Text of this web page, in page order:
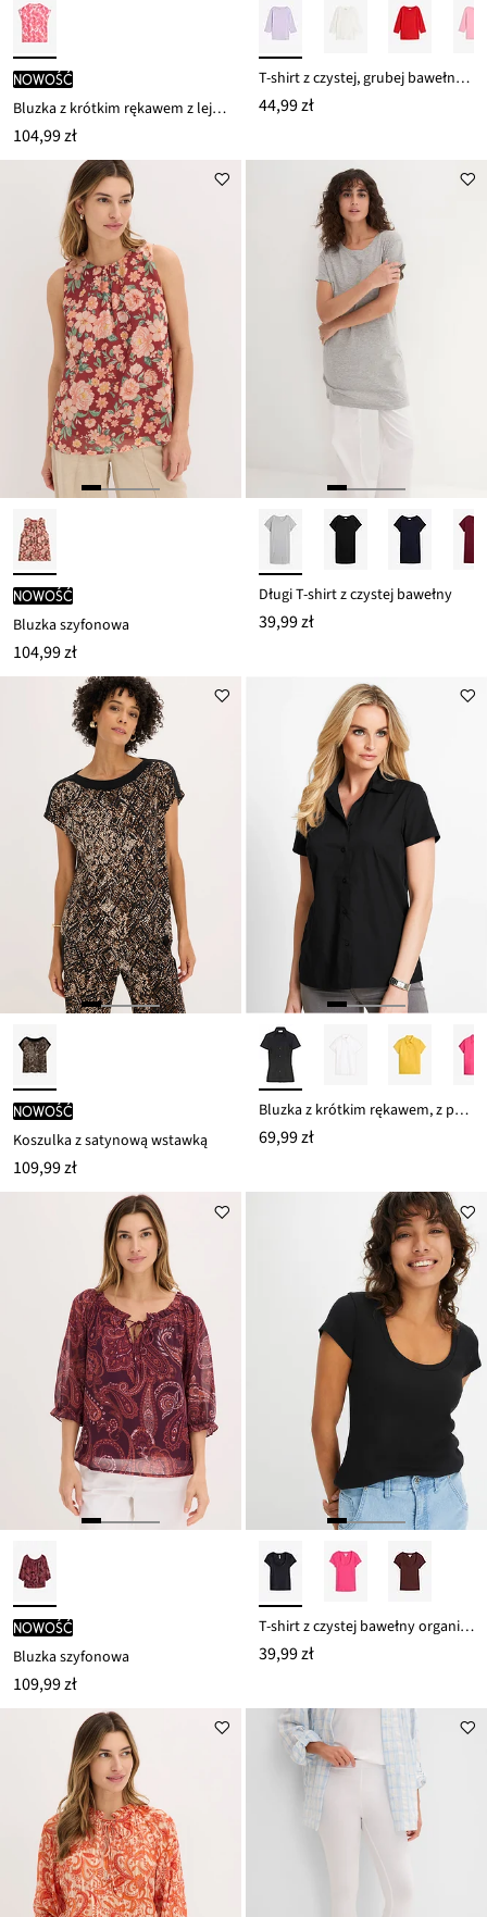
nowość
Bluzka z krótkim rękawem z lejącej satyny
104,99 zł
T-shirt z czystej, grubej bawełny organicznej
44,99 zł
nowość
Bluzka szyfonowa
104,99 zł
Długi T-shirt z czystej bawełny
39,99 zł
nowość
Koszulka z satynową wstawką
109,99 zł
Bluzka z krótkim rękawem, z popeliny
69,99 zł
nowość
Bluzka szyfonowa
109,99 zł
T-shirt z czystej bawełny organicznej
39,99 zł